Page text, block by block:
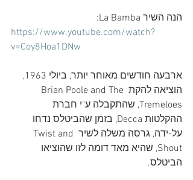
הנה השיר La Bamba:
https://www.youtube.com/watch?
v=Coy8Hoa1DNw
ארבעה חודשים מאוחר יותר, ביולי 1963,
הוציאה להקת Brian Poole and The
Tremeloes, שהתקבלה ע"י חברת
ההקלטות Decca, בזמן שהביטלס נדחו
על-ידה, גרסה משלה לשיר Twist and
Shout, שהיא מאד דומה לזו שהוציאו
הביטלס.